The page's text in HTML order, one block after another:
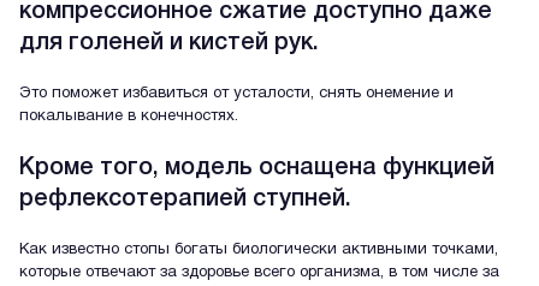
компрессионное сжатие доступно даже
для голеней и кистей рук.
Это поможет избавиться от усталости, снять онемение и
покалывание в конечностях.
Кроме того, модель оснащена функцией
рефлексотерапией ступней.
Как известно стопы богаты биологически активными точками,
которые отвечают за здоровье всего организма, в том числе за